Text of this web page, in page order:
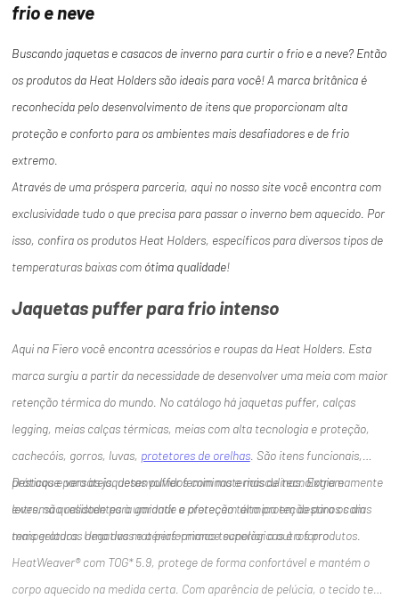
frio e neve
Buscando jaquetas e casacos de inverno para curtir o frio e a neve? Então
os produtos da Heat Holders são ideais para você! A marca britânica é
reconhecida pelo desenvolvimento de itens que proporcionam alta
proteção e conforto para os ambientes mais desafiadores e de frio
extremo.
Através de uma próspera parceria, aqui no nosso site você encontra com
exclusividade tudo o que precisa para passar o inverno bem aquecido. Por
isso, confira os produtos Heat Holders, específicos para diversos tipos de
temperaturas baixas com ótima qualidade!
Jaquetas puffer para frio intenso
Aqui na Fiero você encontra acessórios e roupas da Heat Holders. Esta
marca surgiu a partir da necessidade de desenvolver uma meia com maior
retenção térmica do mundo. No catálogo há jaquetas puffer, calças
legging, meias calças térmicas, meias com alta tecnologia e proteção,
cachecóis, gorros, luvas, protetores de orelhas. São itens funcionais,
práticos e versáteis, desenvolvidos com materiais de tecnologia e
extrema qualidade para garantir a proteção térmica em destinos com
temperaturas negativas e a performance superior a outros produtos.
Destaque para as jaquetas puffer femininas e masculinas. Extremamente
leves, são resistentes à umidade e oferecem alta proteção para os dias
mais gelados. Uma das matérias-primas tecnológicas é o forro
HeatWeaver® com TOG* 5.9, protege de forma confortável e mantém o
corpo aquecido na medida certa. Com aparência de pelúcia, o tecido tem